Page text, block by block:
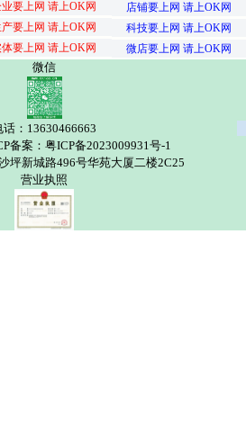
业要上网 请上OK网
店铺要上网 请上OK网
产要上网 请上OK网
科技要上网 请上OK网
体要上网 请上OK网 微店要上网 请上OK网
微信
话：13630466663
备案：粤ICP备2023009931号-1
坪新城路496号华苑大厦二楼2C25
营业执照